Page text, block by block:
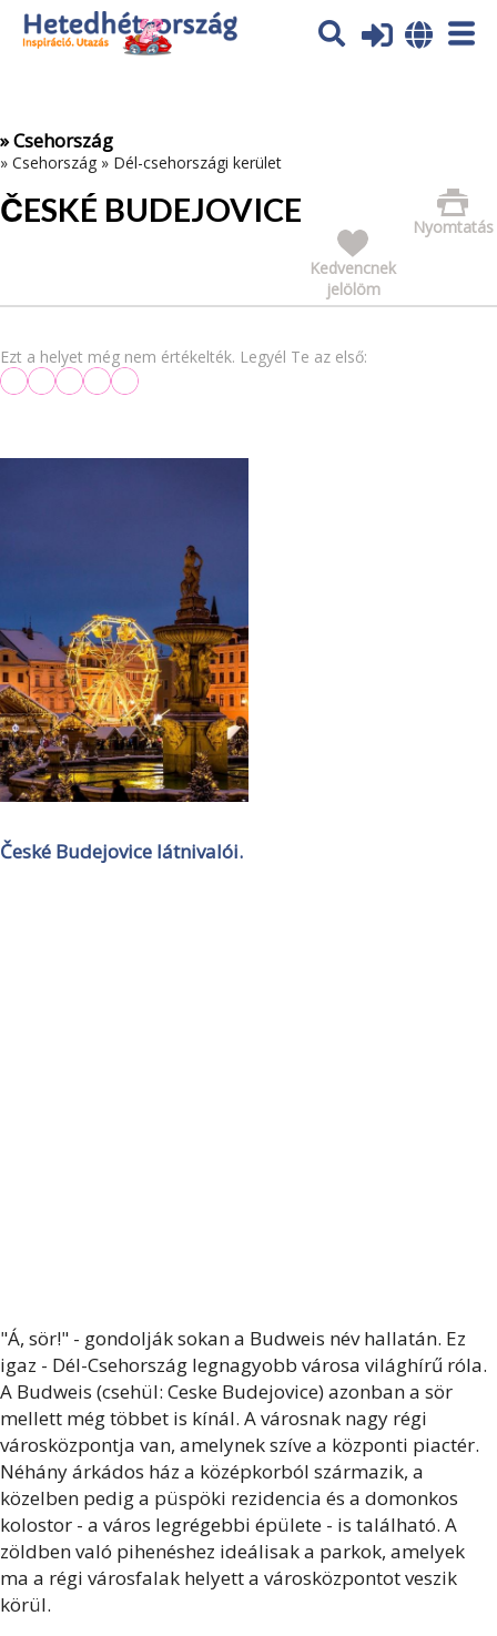
Az oldal sütiket (cookies) használ. További tájékoztatás itt:
Adatvédelmi tájékoztató
» Csehország
» Csehország » Dél-csehországi kerület
ČESKÉ BUDEJOVICE
Nyomtatás
Kedvencnek
jelölöm
Ezt a helyet még nem értékelték. Legyél Te az első:
České Budejovice látnivalói.
"Á, sör!" - gondolják sokan a Budweis név hallatán. Ez
igaz - Dél-Csehország legnagyobb városa világhírű róla.
A Budweis (csehül: Ceske Budejovice) azonban a sör
mellett még többet is kínál. A városnak nagy régi
városközpontja van, amelynek szíve a központi piactér.
Néhány árkádos ház a középkorból származik, a
közelben pedig a püspöki rezidencia és a domonkos
kolostor - a város legrégebbi épülete - is található. A
zöldben való pihenéshez ideálisak a parkok, amelyek
ma a régi városfalak helyett a városközpontot veszik
körül.